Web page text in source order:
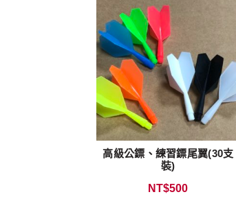
高級公鏢、練習鏢尾翼(30支
裝)
NT$500